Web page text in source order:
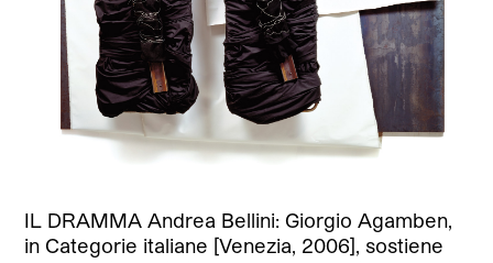
IL DRAMMA Andrea Bellini: Giorgio Agamben,
in Categorie italiane [Venezia, 2006], sostiene